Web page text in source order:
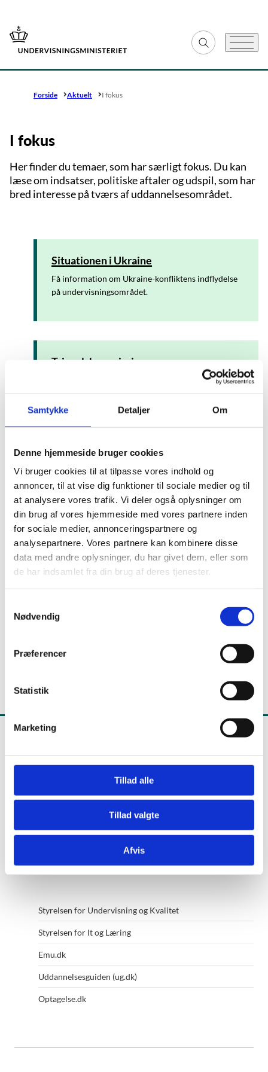
Samtykke Detaljer Om
Denne hjemmeside bruger cookies
Vi bruger cookies til at tilpasse vores indhold og
annoncer, til at vise dig funktioner til sociale medier og til
at analysere vores trafik. Vi deler også oplysninger om
din brug af vores hjemmeside med vores partnere inden
for sociale medier, annonceringspartnere og
analysepartnere. Vores partnere kan kombinere disse
data med andre oplysninger, du har givet dem, eller som
de har indsamlet fra din brug af deres tjenester.
v
Nødvendig
Præferencer
Statistik
Marketing
Tillad alle
Tillad valgte
Afvis
Gå til forsiden Fold søgefelt ud
Menu
Forside Aktuelt I fokus
I fokus
Her finder du temaer, som har særligt fokus. Du kan
læse om indsatser, politiske aftaler og udspil, som har
bred interesse på tværs af uddannelsesområdet.
Situationen i Ukraine
Få information om Ukraine-konfliktens indflydelse
på undervisningsområdet.
Trivselskommissionen
En kommission nedsat af regeringen, hvis opgave er
at komme med anbefalinger, der understøtter børn
og unges trivsel, myndiggørelse og livsmod.
VIBUS
Vidensenhed om børn og unge med særlige behov.
Videnscenter mod skolefravær
Frederiksholms Kanal 21
Kontakt ministeriet
Andre af ministeriets hjemmesider
Styrelsen for Undervisning og Kvalitet
Styrelsen for It og Læring
Emu.dk
Uddannelsesguiden (ug.dk)
Optagelse.dk